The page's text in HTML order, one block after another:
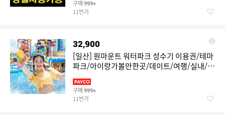
구매 999+
11번가
32,900
[일산] 원마운트 워터파크 성수기 이용권/테마
파크/아이랑가볼만한곳/데이트/여행/실내/야
외/체험
구매 999+
11번가